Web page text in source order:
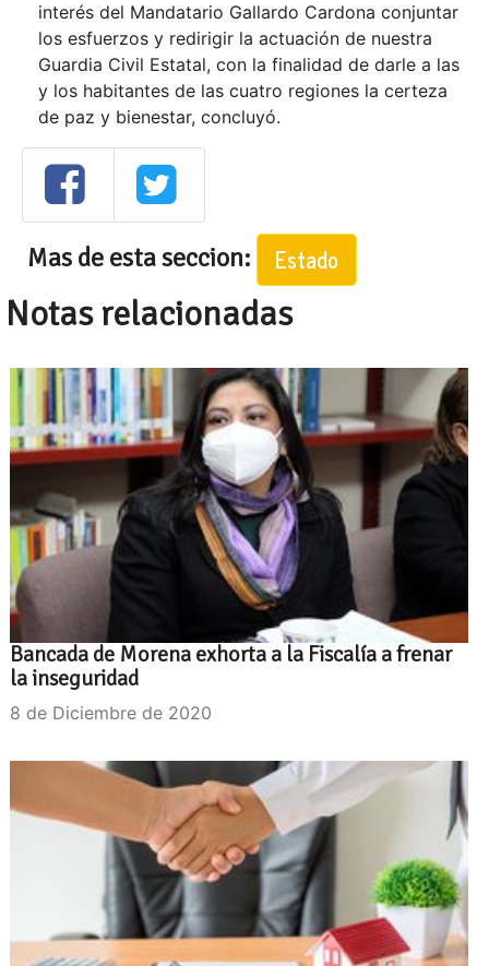
interés del Mandatario Gallardo Cardona conjuntar
los esfuerzos y redirigir la actuación de nuestra
Guardia Civil Estatal, con la finalidad de darle a las
y los habitantes de las cuatro regiones la certeza
de paz y bienestar, concluyó.
Mas de esta seccion: Estado
Notas relacionadas
Bancada de Morena exhorta a la Fiscalía a frenar
la inseguridad
8 de Diciembre de 2020